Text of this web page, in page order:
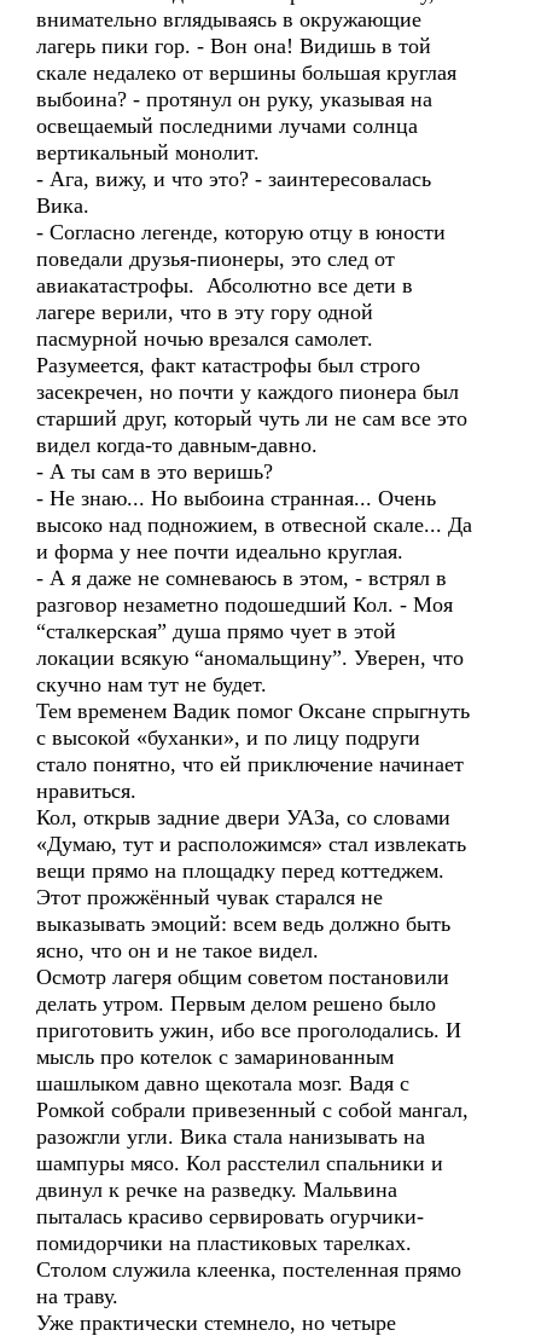
внимательно вглядываясь в окружающие
лагерь пики гор. - Вон она! Видишь в той
скале недалеко от вершины большая круглая
выбоина? - протянул он руку, указывая на
освещаемый последними лучами солнца
вертикальный монолит.
- Ага, вижу, и что это? - заинтересовалась
Вика.
- Согласно легенде, которую отцу в юности
поведали друзья-пионеры, это след от
авиакатастрофы. Абсолютно все дети в
лагере верили, что в эту гору одной
пасмурной ночью врезался самолет.
Разумеется, факт катастрофы был строго
засекречен, но почти у каждого пионера был
старший друг, который чуть ли не сам все это
видел когда-то давным-давно.
- А ты сам в это веришь?
- Не знаю... Но выбоина странная... Очень
высоко над подножием, в отвесной скале... Да
и форма у нее почти идеально круглая.
- А я даже не сомневаюсь в этом, - встрял в
разговор незаметно подошедший Кол. - Моя
“сталкерская” душа прямо чует в этой
локации всякую “аномальщину”. Уверен, что
скучно нам тут не будет.
Тем временем Вадик помог Оксане спрыгнуть
с высокой «буханки», и по лицу подруги
стало понятно, что ей приключение начинает
нравиться.
Кол, открыв задние двери УАЗа, со словами
«Думаю, тут и расположимся» стал извлекать
вещи прямо на площадку перед коттеджем.
Этот прожжённый чувак старался не
выказывать эмоций: всем ведь должно быть
ясно, что он и не такое видел.
Осмотр лагеря общим советом постановили
делать утром. Первым делом решено было
приготовить ужин, ибо все проголодались. И
мысль про котелок с замаринованным
шашлыком давно щекотала мозг. Вадя с
Ромкой собрали привезенный с собой мангал,
разожгли угли. Вика стала нанизывать на
шампуры мясо. Кол расстелил спальники и
двинул к речке на разведку. Мальвина
пыталась красиво сервировать огурчики-
помидорчики на пластиковых тарелках.
Столом служила клеенка, постеленная прямо
на траву.
Уже практически стемнело, но четыре